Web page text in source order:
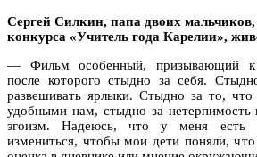
Сергей Силкин, папа двоих
конкурса «Учитель года Карелии»,
— Фильм особенный, призывающий к
после которого стыдно за себя.
развешивать ярлыки. Стыдно за то,
удобными нам, стыдно за нетерпимость
эгоизм. Надеюсь, что у меня есть
измениться, чтобы мои дети поняли,